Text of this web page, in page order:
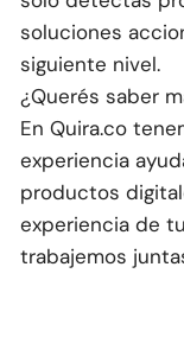
soluciones
siguiente nivel.
¿Querés saber
En Quira.co
experiencia
productos
experiencia de
trabajemos